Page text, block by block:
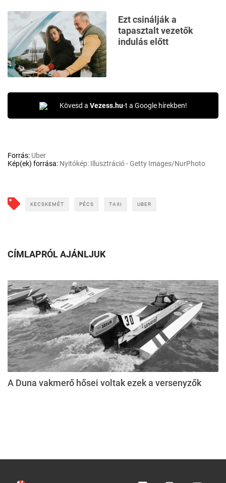
Ezt csinálják a
tapasztalt vezetők
indulás előtt
Kövesd a Vezess.hu-t a Google hírekben!
Forrás: Uber
Kép(ek) forrása: Nyitókép: Illusztráció - Getty Images/NurPhoto
KECSKEMÉT PÉCS TAXI UBER
CÍMLAPRÓL AJÁNLJUK
A Duna vakmerő hősei voltak ezek a versenyzők